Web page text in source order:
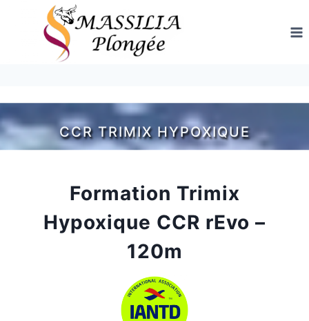
CCR TRIMIX HYPOXIQUE
Formation Trimix
Hypoxique CCR rEvo –
120m